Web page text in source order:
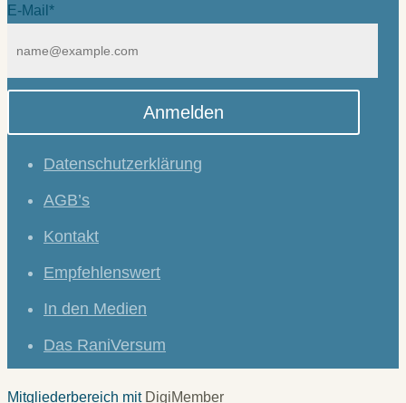
E-Mail*
Anmelden
Datenschutzerklärung
AGB’s
Kontakt
Empfehlenswert
In den Medien
Das RaniVersum
Mitgliederbereich mit DigiMember